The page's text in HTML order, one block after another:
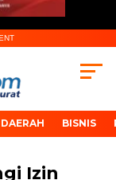
DAERAH BISNIS
Izin